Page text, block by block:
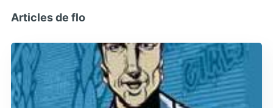
Articles de flo